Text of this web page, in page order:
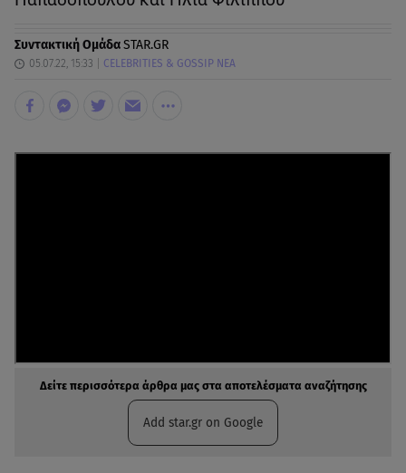
Συντακτική ΟμάδαSTAR.GR
05.07.22, 15:33 CELEBRITIES & GOSSIP ΝΕΑ
Δείτε περισσότερα άρθρα μας στα αποτελέσματα αναζήτησης
Add star.gr on Google